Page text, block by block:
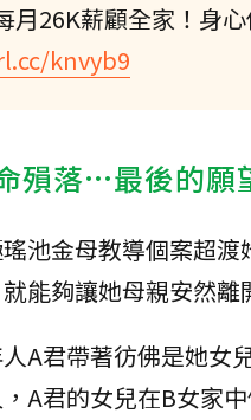
月26K薪顧全家！身
knvyb9
殞落…最後的願
池金母教導個案超
能夠讓她母親安然
A君帶著彷佛是她女
A君的女兒在B女家